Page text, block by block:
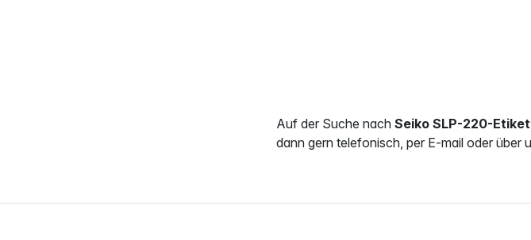
Auf der Suche nach Seiko SLP-220-
dann gern telefonisch, per E-mail oder über